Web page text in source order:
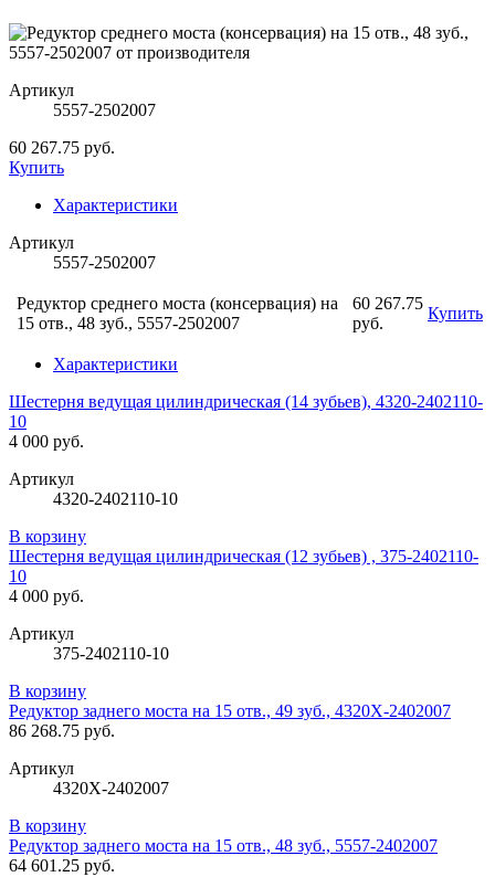
Артикул
5557-2502007
60 267.75 руб.
Купить
Характеристики
Артикул
5557-2502007
Редуктор среднего моста (консервация) на
15 отв., 48 зуб., 5557-2502007
60 267.75
руб.
Купить
Характеристики
Шестерня ведущая цилиндрическая (14 зубьев), 4320-2402110-
10
4 000 руб.
Артикул
4320-2402110-10
В корзину
Шестерня ведущая цилиндрическая (12 зубьев) , 375-2402110-
10
4 000 руб.
Артикул
375-2402110-10
В корзину
Редуктор заднего моста на 15 отв., 49 зуб., 4320Х-2402007
86 268.75 руб.
Артикул
4320Х-2402007
В корзину
Редуктор заднего моста на 15 отв., 48 зуб., 5557-2402007
64 601.25 руб.